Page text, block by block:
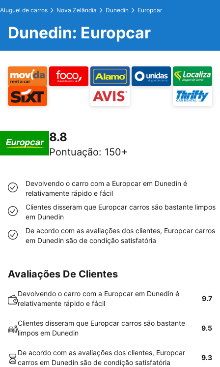
Aluguel de carros Nova Zelândia Dunedin Europcar
Dunedin: Europcar
8.8
Pontuação: 150+
Devolvendo o carro com a Europcar em Dunedin é
relativamente rápido e fácil
Clientes disseram que Europcar carros são bastante limpos
em Dunedin
De acordo com as avaliações dos clientes, Europcar carros
em Dunedin são de condição satisfatória
Avaliações De Clientes
Devolvendo o carro com a Europcar em Dunedin é
relativamente rápido e fácil
9.7
Clientes disseram que Europcar carros são bastante
limpos em Dunedin
9.5
De acordo com as avaliações dos clientes, Europcar
carros em Dunedin são de condição satisfatória
9.3